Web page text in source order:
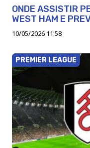
ONDE ASSISTIR
WEST HAM E
10/05/2026 11:58
PREMIER LEAGUE